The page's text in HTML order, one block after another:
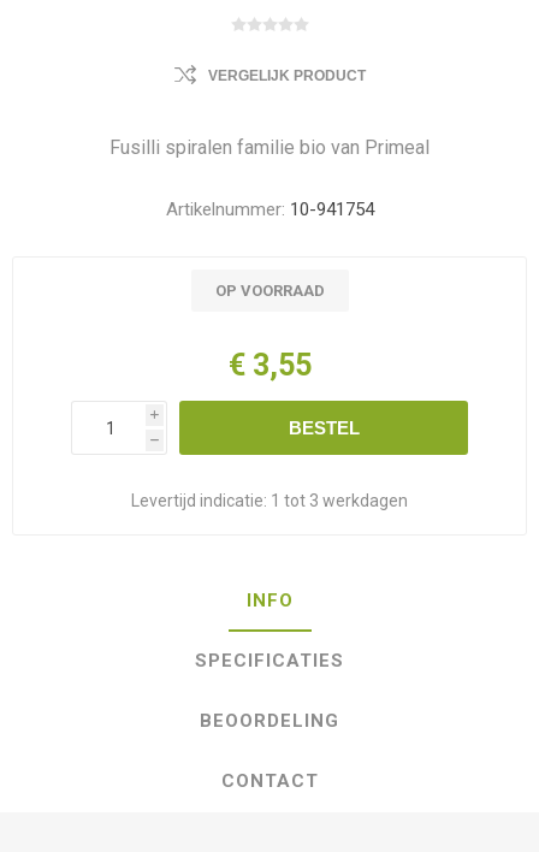
VERGELIJK PRODUCT
Fusilli spiralen familie bio van Primeal
Artikelnummer: 10-941754
OP VOORRAAD
€ 3,55
i
h
BESTEL
Levertijd indicatie: 1 tot 3 werkdagen
INFO
SPECIFICATIES
BEOORDELING
CONTACT